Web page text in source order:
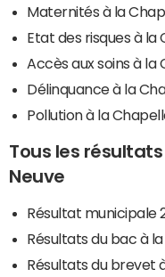
Maternités à la
Etat des risques à la
Accès aux soins à la
Délinquance à la
Pollution à la
Tous les
Neuve
Résultat municipale
Résultats du bac à
Résultats du brevet